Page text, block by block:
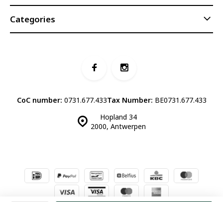
Categories
Hopland 34
2000, Antwerpen
CoC number: 0731.677.433Tax Number: BE0731.677.433